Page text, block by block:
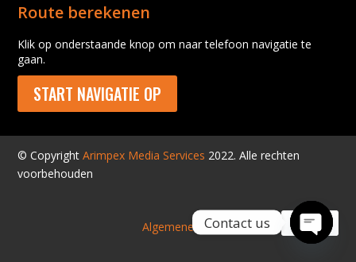
Route berekenen
Klik op onderstaande knop om naar telefoon navigatie te
gaan.
START NAVIGATIE OP
© CopyrightArimpex Media Services 2022. Alle rechten
voorbehouden
Algemene voorwaarden
Contact us
Open